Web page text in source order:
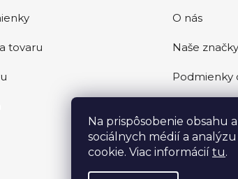
Na prispôsobenie obsahu
sociálnych médií a
cookie. Viac informácií tu.
tovaru
O nás
Naše značky
Podmienky